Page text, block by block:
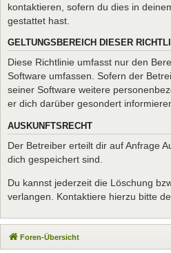
kontaktieren, sofern du dies in
gestattet hast.
GELTUNGSBEREICH DIESER
Diese Richtlinie umfasst nur den
Software umfassen. Sofern der
seiner Software weitere
er dich darüber gesondert
AUSKUNFTSRECHT
Der Betreiber erteilt dir auf Anfrage
dich gespeichert sind.
Du kannst jederzeit die Löschung
verlangen. Kontaktiere hierzu bitte
Foren-Übersicht